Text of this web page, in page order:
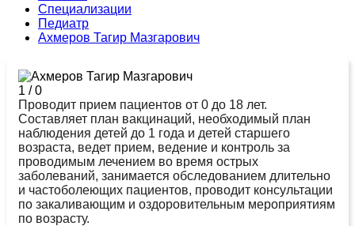
Специализации
Педиатр
Ахмеров Тагир Мазгарович
1 /0
Проводит прием пациентов от 0 до 18 лет.
Составляет план вакцинаций, необходимый план
наблюдения детей до 1 года и детей старшего
возраста, ведет прием, ведение и контроль за
проводимым лечением во время острых
заболеваний, занимается обследованием длительно
и частоболеющих пациентов, проводит консультации
по закаливающим и оздоровительным мероприятиям
по возрасту.